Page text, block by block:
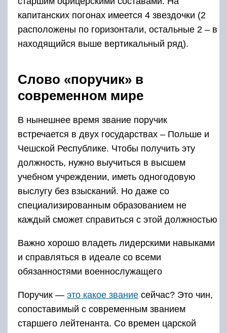
капитанских погонах имеется 4 звездочки (2
расположены по горизонтали, остальные 2 – в
находящийся выше вертикальный ряд).
Слово «поручик» в
современном мире
В нынешнее время звание поручик
встречается в двух государствах – Польше и
Чешской Республике. Чтобы получить эту
должность, нужно выучиться в высшем
учебном учреждении, иметь одногодовую
выслугу без взысканий. Но даже со
специализированным образованием не
каждый сможет справиться с этой должностью
Важно хорошо владеть лидерскими навыками
и справляться в идеале со всеми
обязанностями военнослужащего
Поручик — это какое звание сейчас? Это чин,
сопоставимый с современным званием
старшего лейтенанта. Со времен царской